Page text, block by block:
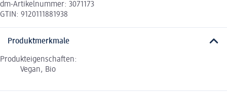
dm-Artikelnummer: 3071173
GTIN: 9120111881938
Produktmerkmale
Produkteigenschaften:
Vegan, Bio